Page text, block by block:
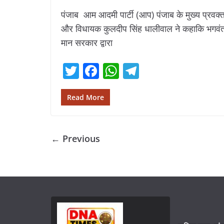
पंजाब आम आदमी पार्टी (आप) पंजाब के मुख्य
और विधायक कुलदीप सिंह धालीवाल ने कहाकि
मान सरकार द्वारा
T
w
itt
F
ac
e
o
W
Read More
← Previous